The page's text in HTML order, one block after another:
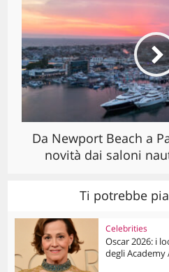
Da Newport Beach a
novità dai saloni
Ti potrebbe
Celebrities
Oscar 2026: i
degli Academy